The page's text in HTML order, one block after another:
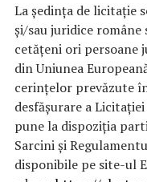
La ședința de licitație
și/sau juridice române
cetățeni ori persoane
din Uniunea
cerințelor prevăzute
desfășurare a
pune la dispoziția
Sarcini și
disponibile pe site-ul